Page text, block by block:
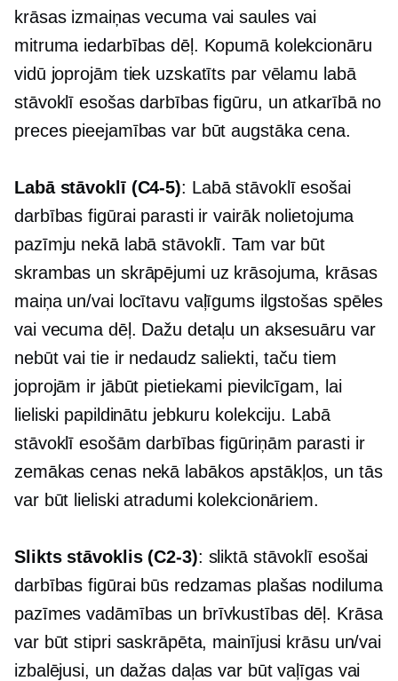
krāsas izmaiņas vecuma vai saules vai
mitruma iedarbības dēļ. Kopumā kolekcionāru
vidū joprojām tiek uzskatīts par vēlamu labā
stāvoklī esošas darbības figūru, un atkarībā no
preces pieejamības var būt augstāka cena.
Labā stāvoklī (C4-5): Labā stāvoklī esošai
darbības figūrai parasti ir vairāk nolietojuma
pazīmju nekā labā stāvoklī. Tam var būt
skrambas un skrāpējumi uz krāsojuma, krāsas
maiņa un/vai locītavu vaļīgums ilgstošas ​​spēles
vai vecuma dēļ. Dažu detaļu un aksesuāru var
nebūt vai tie ir nedaudz saliekti, taču tiem
joprojām ir jābūt pietiekami pievilcīgam, lai
lieliski papildinātu jebkuru kolekciju. Labā
stāvoklī esošām darbības figūriņām parasti ir
zemākas cenas nekā labākos apstākļos, un tās
var būt lieliski atradumi kolekcionāriem.
Slikts stāvoklis (C2-3): sliktā stāvoklī esošai
darbības figūrai būs redzamas plašas nodiluma
pazīmes vadāmības un brīvkustības dēļ. Krāsa
var būt stipri saskrāpēta, mainījusi krāsu un/vai
izbalējusi, un dažas daļas var būt vaļīgas vai